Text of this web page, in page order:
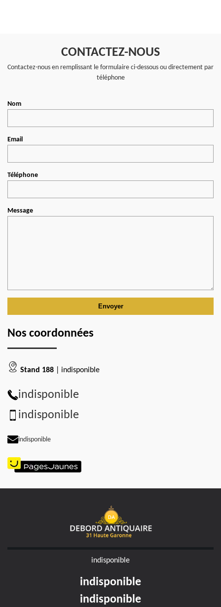
CONTACTEZ-NOUS
Contactez-nous en remplissant le formulaire ci-dessous ou directement par
téléphone
Nom
Email
Téléphone
Message
Nos coordonnées
Stand 188 | indisponible
indisponible
indisponible
indisponible
indisponible
indisponible
indisponible